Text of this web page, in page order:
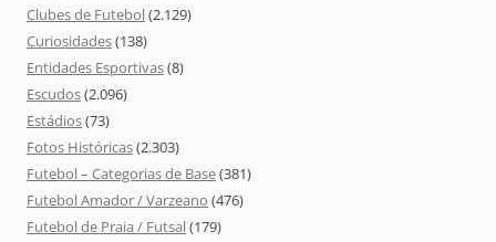
Clubes de Futebol(2.129)
Curiosidades(138)
Entidades Esportivas(8)
Escudos(2.096)
Estádios(73)
Fotos Históricas(2.303)
Futebol – Categorias de Base(381)
Futebol Amador / Varzeano (476)
Futebol de Praia / Futsal(179)